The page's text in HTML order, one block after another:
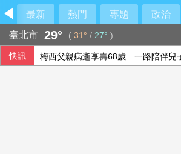
最新 熱門 專題 政治
臺北市 29° ( 31° / 27° )
快訊 梅西父親病逝享壽68歲 一路陪伴兒